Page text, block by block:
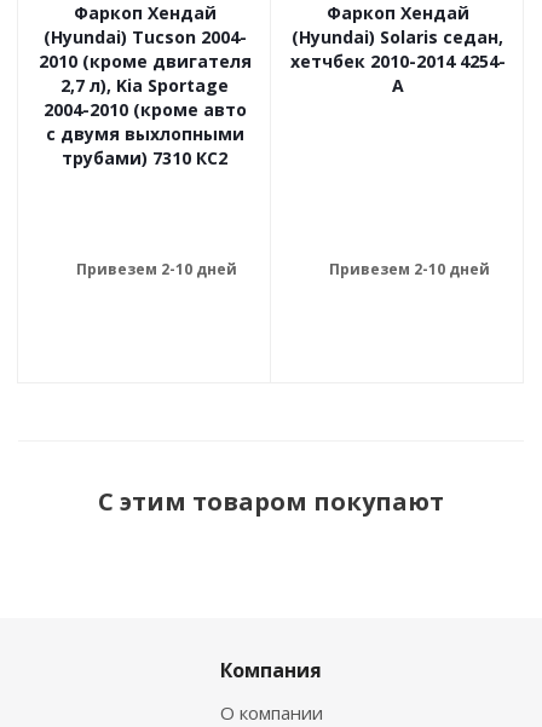
Фаркоп Хендай
(Hyundai) Tucson 2004-
2010 (кроме двигателя
2,7 л), Kia Sportage
2004-2010 (кроме авто
с двумя выхлопными
трубами) 7310 КС2
Привезем 2-10 дней
Фаркоп Хендай
(Hyundai) Solaris седан,
хетчбек 2010-2014 4254-
A
Привезем 2-10 дней
С этим товаром покупают
Компания
О компании